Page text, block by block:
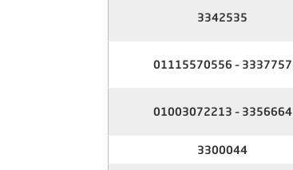
3342535
3337757 – 01115570556
3356664 – 01003072213
3300044